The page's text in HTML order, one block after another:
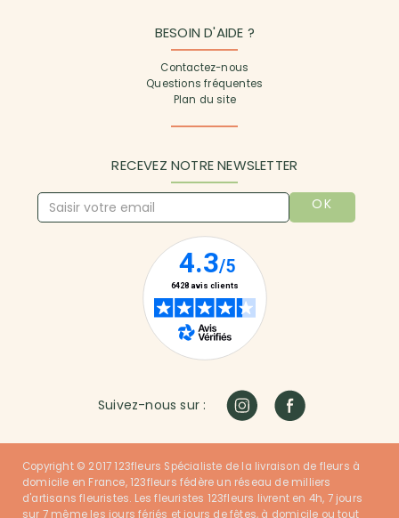
BESOIN D'AIDE ?
Contactez-nous
Questions fréquentes
Plan du site
RECEVEZ NOTRE NEWSLETTER
OK
Suivez-nous sur :
Copyright © 2017 123fleurs Spécialiste de la livraison de fleurs à
domicile en France, 123fleurs fédère un réseau de milliers
d'artisans fleuristes. Les fleuristes 123fleurs livrent en 4h, 7 jours
sur 7 même les jours fériés et jours de fêtes, à domicile ou tout